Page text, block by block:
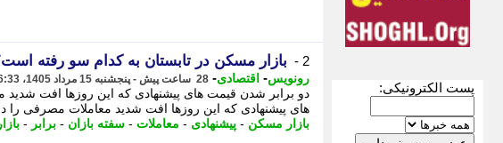
پست الکترونیکی:
2 - بازار مسکن در تابستان به کدام سو رفته
رونویس- اقتصادی- 28 ساعت پیش - پنجشنبه 15 مرداد 1405، 16:33
دو برابر شدن قیمت های پیشنهادی که این روزها افت
های پیشنهادی که این روزها افت شدید معاملات مصرفی را
بازار مسکن - پیشنهادی - معاملات - سفته بازان - برابر - بازار